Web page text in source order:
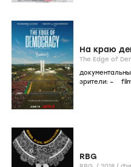
На краю
зрители: –
RBG